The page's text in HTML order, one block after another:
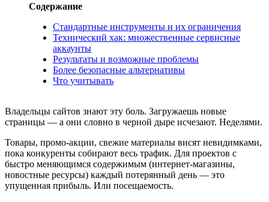
Содержание
Стандартные инструменты и их ограничения
Технический хак: множественные сервисные
аккаунты
Результаты и возможные проблемы
Более безопасные альтернативы
Что учитывать
Владельцы сайтов знают эту боль. Загружаешь новые
страницы — а они словно в черной дыре исчезают. Неделями.
Товары, промо-акции, свежие материалы висят невидимками,
пока конкуренты собирают весь трафик. Для проектов с
быстро меняющимся содержимым (интернет-магазины,
новостные ресурсы) каждый потерянный день — это
упущенная прибыль. Или посещаемость.